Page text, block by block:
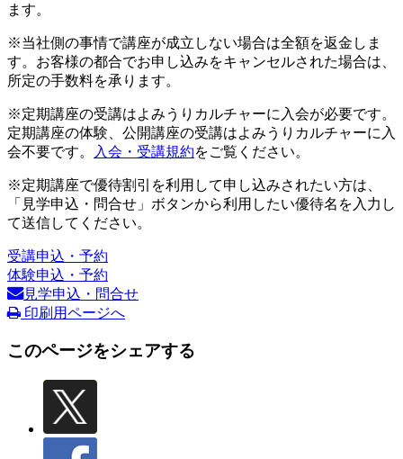
ます。
※当社側の事情で講座が成立しない場合は全額を返金しま
す。お客様の都合でお申し込みをキャンセルされた場合は、
所定の手数料を承ります。
※定期講座の受講はよみうりカルチャーに入会が必要です。
定期講座の体験、公開講座の受講はよみうりカルチャーに入
会不要です。
入会・受講規約をご覧ください。
※定期講座で優待割引を利用して申し込みされたい方は、
「見学申込・問合せ」ボタンから利用したい優待名を入力し
て送信してください。
受講申込・予約
体験申込・予約
見学申込・問合せ
印刷用ページへ
このページをシェアする